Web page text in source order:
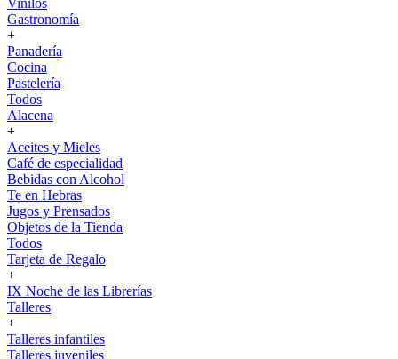
Vinilos
Gastronomía
+
Panadería
Cocina
Pastelería
Todos
Alacena
+
Aceites y Mieles
Café de especialidad
Bebidas con Alcohol
Te en Hebras
Jugos y Prensados
Objetos de la Tienda
Todos
Tarjeta de Regalo
+
IX Noche de las Librerías
Talleres
+
Talleres infantiles
Talleres juveniles